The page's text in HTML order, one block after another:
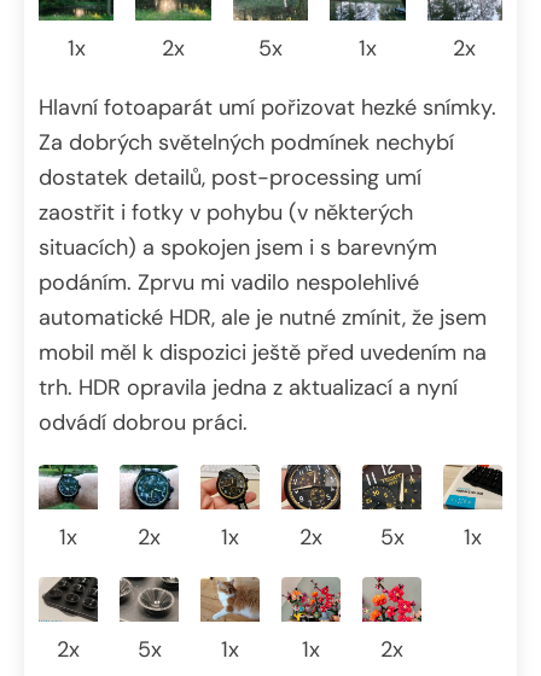
1x 2x 5x 1x 2x
Hlavní fotoaparát umí pořizovat hezké snímky.
Za dobrých světelných podmínek nechybí
dostatek detailů, post-processing umí
zaostřit i fotky v pohybu (v některých
situacích) a spokojen jsem i s barevným
podáním. Zprvu mi vadilo nespolehlivé
automatické HDR, ale je nutné zmínit, že jsem
mobil měl k dispozici ještě před uvedením na
trh. HDR opravila jedna z aktualizací a nyní
odvádí dobrou práci.
1x 2x 1x 2x 5x 1x
2x 5x 1x 1x 2x